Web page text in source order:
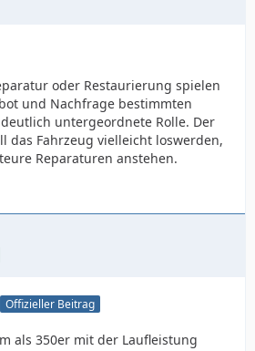
oder Restaurierung spielen
und Nachfrage bestimmten
untergeordnete Rolle. Der
das Fahrzeug vielleicht loswerden,
Reparaturen anstehen.
Offizieller Beitrag
als 350er mit der Laufleistung